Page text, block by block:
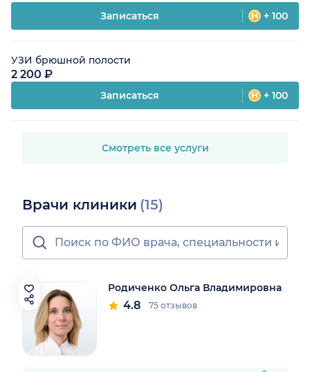
Записаться + 100
УЗИ брюшной полости
2 200 ₽
Записаться + 100
Смотреть все услуги
Врачи клиники (15)
Родиченко Ольга Владимировна
4.8 75 отзывов